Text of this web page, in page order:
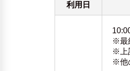
利用日
※最
※上
※他